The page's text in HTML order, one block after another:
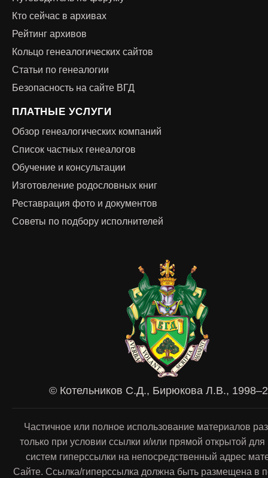
Кто сейчас в архивах
Рейтинг архивов
Кольцо генеалогических сайтов
Статьи по генеалогии
Безопасность на сайте ВГД
ПЛАТНЫЕ УСЛУГИ
Обзор генеалогических компаний
Список частных генеалогов
Обучение и консультации
Изготовление родословных книг
Реставрация фото и документов
Советы по подбору исполнителей
© Котельников С.Д., Бирюкова Л.В.,
Частичное или полное использование материалов
только при условии ссылки и/или прямой открытой
систем гиперссылки на непосредственный адрес
Сайте. Ссылка/гиперссылка должна быть размещена в